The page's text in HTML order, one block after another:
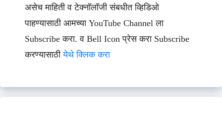
असेच माहिती व टेक्नॉलॉजी संबधीत व्हिडिओ
पाहण्यासाठी आमच्या YouTube Channel ला
Subscribe करा. व Bell Icon प्रेस करा Subscribe
करण्यासाठीयेथे क्लिक करा